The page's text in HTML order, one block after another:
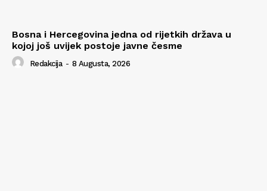
Bosna i Hercegovina jedna od rijetkih država u
kojoj još uvijek postoje javne česme
Redakcija - 8 Augusta, 2026